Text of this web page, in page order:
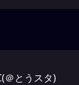
＠とうスタ)